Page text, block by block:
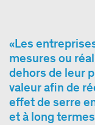
Les
mesures ou
dehors de leur
valeur afin de
effet de serre
et à long